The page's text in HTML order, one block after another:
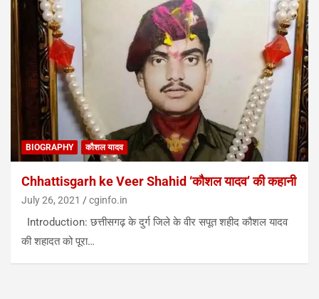
BIOGRAPHY कौशल यादव
Chhattisgarh ke Veer Shahid ‘कौशल यादव’ की कहानी
July 26, 2021 cginfo.in
Introduction: छत्तीसगढ़ के दुर्ग जिले के वीर सपूत शहीद कौशल यादव
की शहादत को पूरा…